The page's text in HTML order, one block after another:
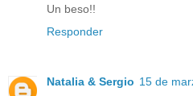
Un beso!!
Responder
Natalia & Sergio 15 de